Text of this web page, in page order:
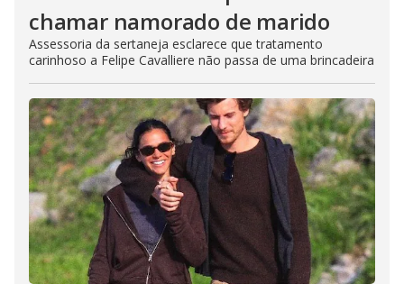
chamar namorado de marido
Assessoria da sertaneja esclarece que tratamento
carinhoso a Felipe Cavalliere não passa de uma brincadeira